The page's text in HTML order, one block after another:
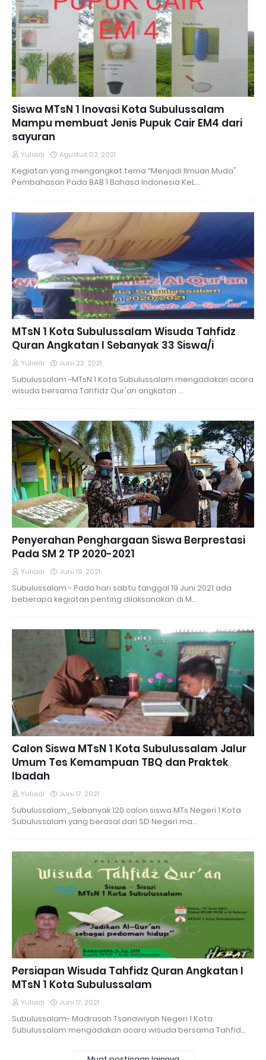
Siswa MTsN 1 Inovasi Kota Subulussalam
Mampu membuat Jenis Pupuk Cair EM4 dari
sayuran
Yuliadi Agustus 02, 2021
Kegiatan yang mengangkat tema “Menjadi Ilmuan Muda"
Pembahasan Pada BAB 1 Bahasa Indonesia KeL…
MTsN 1 Kota Subulussalam Wisuda Tahfidz
Quran Angkatan I Sebanyak 33 Siswa/i
Yuliadi Juni 23, 2021
Subulussalam -MTsN 1 Kota Subulussalam mengadakan acara
wisuda bersama Tahfidz Qur'an angkatan …
Penyerahan Penghargaan Siswa Berprestasi
Pada SM 2 TP 2020-2021
Yuliadi Juni 19, 2021
Subulussalam - Pada hari sabtu tanggal 19 Juni 2021 ada
beberapa kegiatan penting dilaksanakan di M…
Calon Siswa MTsN 1 Kota Subulussalam Jalur
Umum Tes Kemampuan TBQ dan Praktek
Ibadah
Yuliadi Juni 17, 2021
Subulussalam_Sebanyak 120 calon siswa MTs Negeri 1 Kota
Subulussalam yang berasal dari SD Negeri ma…
Persiapan Wisuda Tahfidz Quran Angkatan I
MTsN 1 Kota Subulussalam
Yuliadi Juni 17, 2021
Subulussalam- Madrasah Tsanawiyah Negeri 1 Kota
Subulussalam mengadakan acara wisuda bersama Tahfid…